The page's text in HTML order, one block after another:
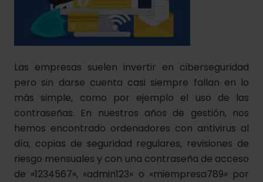
Las empresas suelen invertir en ciberseguridad
pero sin darse cuenta casi siempre fallan en lo
más simple, como por ejemplo el uso de las
contraseñas. En nuestros años de gestión, nos
hemos encontrado ordenadores con antivirus al
día, copias de seguridad regulares, revisiones de
riesgo mensuales y con una contraseña de acceso
de «1234567», «admin123» o «miempresa789» por